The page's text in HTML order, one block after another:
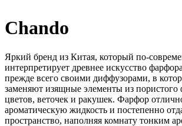
Chando
Яркий бренд из Китая, который по-
интерпретирует древнее искусство
прежде всего своими диффузорами, в
заменяют изящные элементы из пористого
цветов, веточек и ракушек. Фарфор
ароматическую жидкость и постепенно
пространство, наполняя комнату тонким